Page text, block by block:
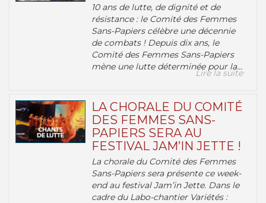
10 ans de lutte, de dignité et de
résistance : le Comité des Femmes
Sans-Papiers célèbre une décennie
de combats ! Depuis dix ans, le
Comité des Femmes Sans-Papiers
mène une lutte déterminée pour la...
Lire la suite
LA CHORALE DU COMITÉ
DES FEMMES SANS-
PAPIERS SERA AU
FESTIVAL JAM’IN JETTE !
La chorale du Comité des Femmes
Sans-Papiers sera présente ce week-
end au festival Jam’in Jette. Dans le
cadre du Labo-chantier Variétés :